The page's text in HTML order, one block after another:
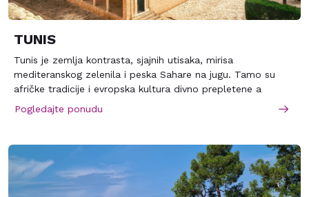
TUNIS
Tunis je zemlja kontrasta, sjajnih utisaka, mirisa
mediteranskog zelenila i peska Sahare na jugu. Tamo su
afričke tradicije i evropska kultura divno prepletene a
prestonica se naziva „Pariz severne Afrike“. Moderna
letovališta, impresivne prirodne i ljudskom rukom stvorene
prijatnog odmora. Zemlja je već stekla zasluženu
popularnost. Spada u jeftine pravce, relativno bezbedna sa
obalom dužom od 1300 km i sa raznolikim pejzažima, od
mediteranske vegetacije na severu do peščanih dina na jugu.
Pogledajte ponudu